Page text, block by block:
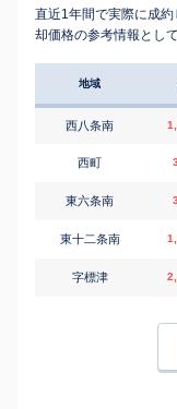
直近1年間で実際に成
却価格の参考情報とし
地域
西八条南
西町
東六条南
東十二条南
字標津